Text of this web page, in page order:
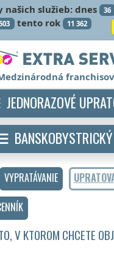
našich služieb: dnes 36
tento rok 11 362
VYPRATÁVANIE
V KTOROM CHCETE
JEDNORAZOVÉ